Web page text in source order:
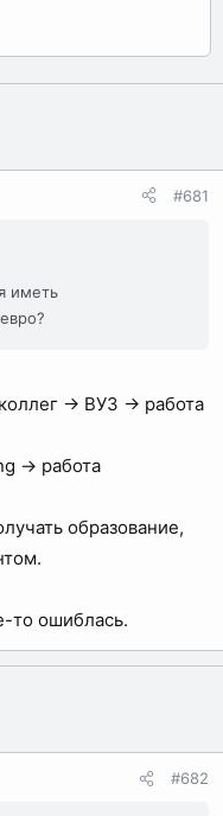
#681
иметь
→ ВУЗ → работа
→ работа
образование,
то ошиблась.
#682